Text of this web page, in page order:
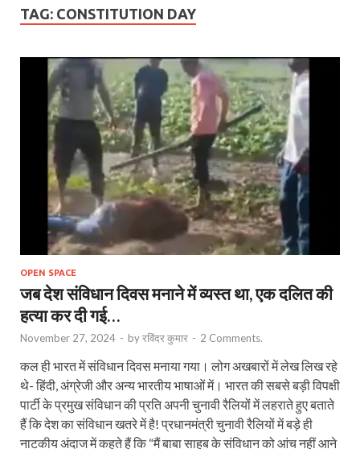
TAG: CONSTITUTION DAY
OPEN SPACE
जब देश संविधान दिवस मनाने में व्यस्त था, एक दलित की
हत्या कर दी गई…
November 27, 2024 - byरविंदर कुमार - 2 Comments.
कल ही भारत में संविधान दिवस मनाया गया। लोग अखबारों में लेख लिख रहे
थे- हिंदी, अंग्रेजी और अन्य भारतीय भाषाओं में। भारत की सबसे बड़ी विपक्षी
पार्टी के प्रमुख संविधान की प्रति अपनी चुनावी रैलियों में लहराते हुए बताते
हैं कि देश का संविधान खतरे में है! प्रधानमंत्री चुनावी रैलियों में बड़े ही
नाटकीय अंदाज में कहते हैं कि “मैं बाबा साहब के संविधान को आंच नहीं आने